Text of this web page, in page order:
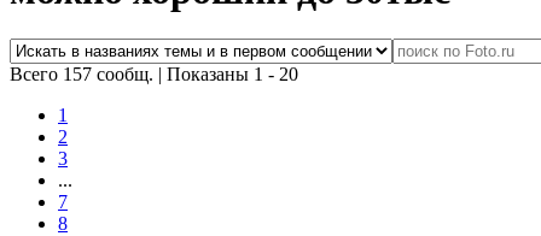
Всего 157 сообщ. | Показаны 1 - 20
1
2
3
...
7
8